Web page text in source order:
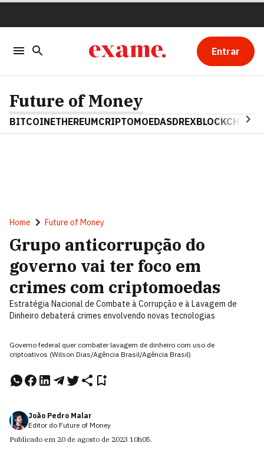
Entrar
Future of Money
BITCOINETHEREUMCRIPTOMOEDASDREXBLOCKCHAIN
Home Future of Money
Grupo anticorrupção do
governo vai ter foco em
crimes com criptomoedas
Estratégia Nacional de Combate à Corrupção e à Lavagem de
Dinheiro debaterá crimes envolvendo novas tecnologias
Governo federal quer combater lavagem de dinheiro com uso de
criptoativos (Wilson Dias/Agência Brasil/Agência Brasil)
João Pedro Malar
Editor do Future of Money
Publicado em 20 de agosto de 2023 10h05.